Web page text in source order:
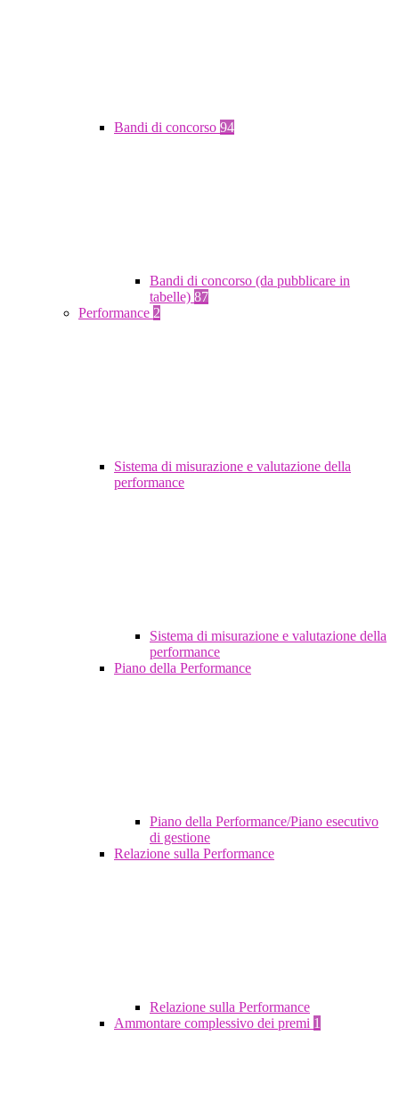
Bandi di concorso 94
Bandi di concorso (da pubblicare in
tabelle) 87
Performance 2
Sistema di misurazione e valutazione della
performance
Sistema di misurazione e valutazione della
performance
Piano della Performance
Piano della Performance/Piano esecutivo
di gestione
Relazione sulla Performance
Relazione sulla Performance
Ammontare complessivo dei premi 1